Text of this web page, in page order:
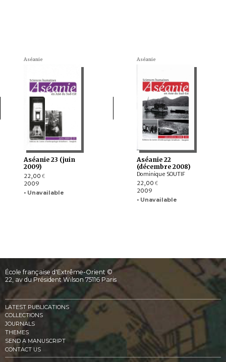
Aséanie
Aséanie 23 (juin
2009)
22,00 €
2009
• Unavailable
Aséanie
Aséanie 22
(décembre 2008)
Dominique SOUTIF
22,00 €
2009
• Unavailable
École française d'Extrême-Orient ©
22, av du Président Wilson 75116 Paris
LATEST PUBLICATIONS
COLLECTIONS
JOURNALS
THEMES
SEND A MANUSCRIPT
CONTACT US